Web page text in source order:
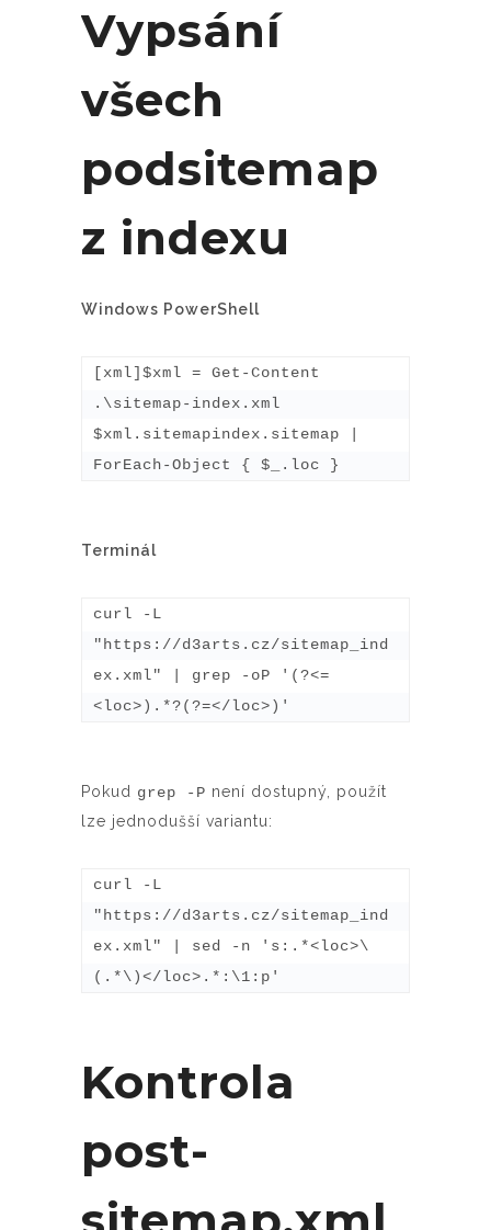
Vypsání
všech
podsitemap
z indexu
Windows PowerShell
[xml]$xml = Get-Content
.\sitemap-index.xml
$xml.sitemapindex.sitemap |
ForEach-Object { $_.loc }
Terminál
curl -L
"https://d3arts.cz/sitemap_ind
ex.xml" | grep -oP '(?<=
<loc>).*?(?=</loc>)'
Pokud grep -P není dostupný, použít
lze jednodušší variantu:
curl -L
"https://d3arts.cz/sitemap_ind
ex.xml" | sed -n 's:.*<loc>\
(.*\)</loc>.*:\1:p'
Kontrola
post-